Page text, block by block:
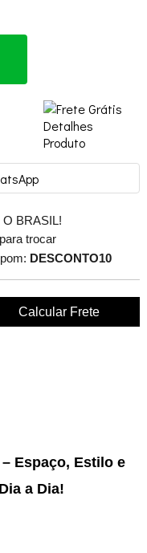
BRASIL!
trocar
DESCONTO10
Espaço, Estilo e
a Dia!